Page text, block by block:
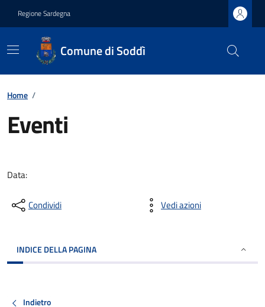
Regione Sardegna
Comune di Soddì
Home /
Eventi
Data:
Condividi Vedi azioni
INDICE DELLA PAGINA
Indietro